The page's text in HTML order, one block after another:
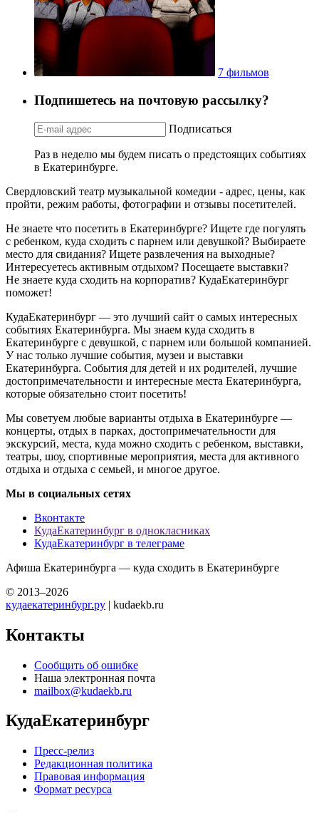
7 фильмов
Подпишетесь на почтовую рассылку?
Подписаться
Раз в неделю мы будем писать о предстоящих событиях
в Екатеринбурге.
Свердловский театр музыкальной комедии - адрес, цены, как
пройти, режим работы, фотографии и отзывы посетителей.
Не знаете что посетить в Екатеринбурге? Ищете где погулять
с ребенком, куда сходить с парнем или девушкой? Выбираете
место для свидания? Ищете развлечения на выходные?
Интересуетесь активным отдыхом? Посещаете выставки?
Не знаете куда сходить на корпоратив? КудаЕкатеринбург
поможет!
КудаЕкатеринбург — это лучший сайт о самых интересных
событиях Екатеринбурга. Мы знаем куда сходить в
Екатеринбурге с девушкой, с парнем или большой компанией.
У нас только лучшие события, музеи и выставки
Екатеринбурга. События для детей и их родителей, лучшие
достопримечательности и интересные места Екатеринбурга,
которые обязательно стоит посетить!
Мы советуем любые варианты отдыха в Екатеринбурге —
концерты, отдых в парках, достопримечательности для
экскурсий, места, куда можно сходить с ребенком, выставки,
театры, шоу, спортивные мероприятия, места для активного
отдыха и отдыха с семьей, и многое другое.
Мы в социальных сетях
Вконтакте
КудаЕкатеринбург в однокласниках
КудаЕкатеринбург в телеграме
Афиша Екатеринбурга — куда сходить в Екатеринбурге
© 2013–2026
кудаекатеринбург.ру | kudaekb.ru
Контакты
Сообщить об ошибке
Наша электронная почта
mailbox@kudaekb.ru
КудаЕкатеринбург
Пресс-релиз
Редакционная политика
Правовая информация
Формат ресурса